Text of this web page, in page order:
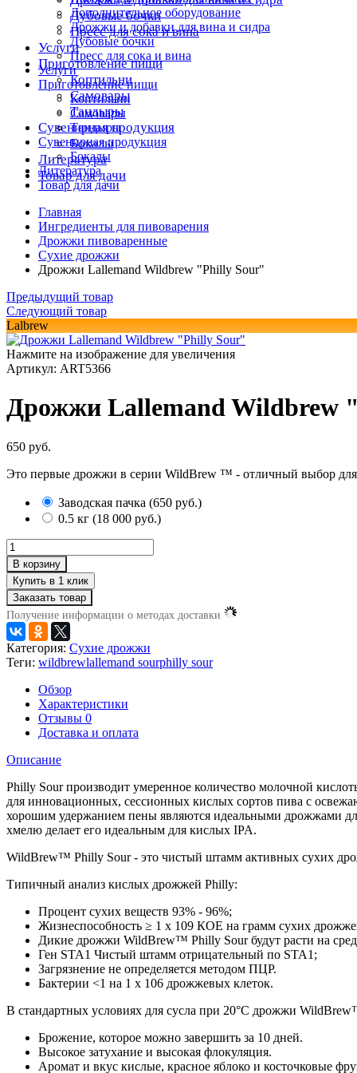
Дубовые бочки
Пресс для сока и вина
Услуги
Приготовление пищи
Коптильни
Самовары
Тандыры
Сувенирная продукция
Бокалы
Литература
Товар для дачи
Дополнительное оборудование
Дрожжи и добавки для вина и сидра
Дубовые бочки
Пресс для сока и вина
Услуги
Приготовление пищи
Коптильни
Самовары
Тандыры
Сувенирная продукция
Бокалы
Литература
Товар для дачи
Главная
Ингредиенты для пивоварения
Дрожжи пивоваренные
Сухие дрожжи
Дрожжи Lallemand Wildbrew "Philly Sour"
Предыдущий товар
Следующий товар
Lalbrew
Нажмите на изображение для увеличения
Артикул: ART5366
Дрожжи Lallemand Wildbrew
650 руб.
Это первые дрожжи в серии WildBrew ™ - отличный выбор
Заводская пачка (650 руб.)
0.5 кг (18 000 руб.)
В корзину
Заказать товар
Получение информации о методах доставки
Категория: Сухие дрожжи
Теги: wildbrewlallemand sourphilly sour
Обзор
Характеристики
Отзывы 0
Доставка и оплата
Описание
Philly Sour производит умеренное количество молочной
для инновационных, сессионных кислых сортов пива с
хорошим удержанием пены являются идеальными дрожжами
хмелю делает его идеальным для кислых IPA.
WildBrew™ Philly Sour - это чистый штамм активных сухих
Типичный анализ кислых дрожжей Philly:
Процент сухих веществ 93% - 96%;
Жизнеспособность ≥ 1 x 109 КОЕ на грамм сухих
Дикие дрожжи WildBrew™ Philly Sour будут расти на
Ген STA1 Чистый штамм отрицательный по STA1;
Загрязнение не определяется методом ПЦР.
Бактерии <1 на 1 x 106 дрожжевых клеток.
В стандартных условиях для сусла при 20°C дрожжи
Брожение, которое можно завершить за 10 дней.
Высокое затухание и высокая флокуляция.
Аромат и вкус кислые, красное яблоко и косточковые